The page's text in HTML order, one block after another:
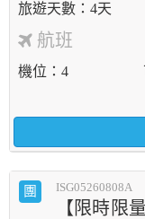
4天
航班
機位 4
團 ISG05260808A
【限時限